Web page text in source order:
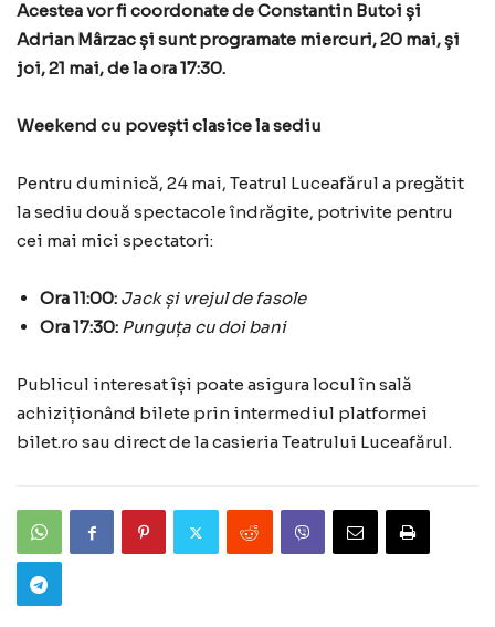
Acestea vor fi coordonate de Constantin Butoi și
Adrian Mârzac și sunt programate miercuri, 20 mai, și
joi, 21 mai, de la ora 17:30.
Weekend cu povești clasice la sediu
Pentru duminică, 24 mai, Teatrul Luceafărul a pregătit
la sediu două spectacole îndrăgite, potrivite pentru
cei mai mici spectatori:
Ora 11:00: Jack și vrejul de fasole
Ora 17:30: Punguța cu doi bani
Publicul interesat își poate asigura locul în sală
achiziționând bilete prin intermediul platformei
bilet.ro sau direct de la casieria Teatrului Luceafărul.